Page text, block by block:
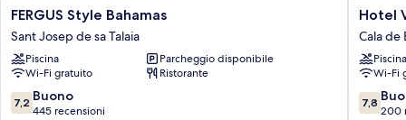
FERGUS
Style
Bahamas
Sant
Josep
de
sa
FERGUS Style Bahamas
Sant Josep de sa Talaia
Piscina
Parcheggio disponibile
Wi-Fi gratuito
Ristorante
7.2
su
7,2 Buono
445 recensioni
Hotel
Vibra
Riviera
Cala
de
Bou
Hotel
Cala de
Piscina
Wi-Fi
7.8
su
7,8
200